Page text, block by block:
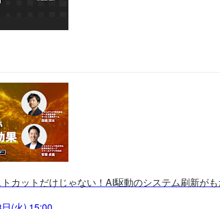
トカットだけじゃない！AI駆動のシステム刷新が